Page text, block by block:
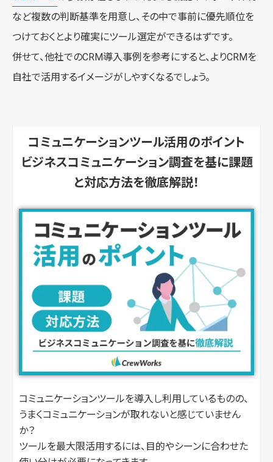
など複数の判断基準を用意し、その中で事前に優先順位を
つけておくとより確実にツール選定ができるはずです。
併せて、他社でのCRM導入事例を参考にすると、よりCRMを
自社で活用するイメージがしやすくなるでしょう。
コミュニケーションツール活用のポイント
ビジネスコミュニケーション調査を基に課題
と対応方法を徹底解説！
コミュニケーションツールを導入し利用しているものの、
うまくコミュニケーションが取れないと感じていません
か？
ツールを最大限活用するには、目的やシーンに合わせた